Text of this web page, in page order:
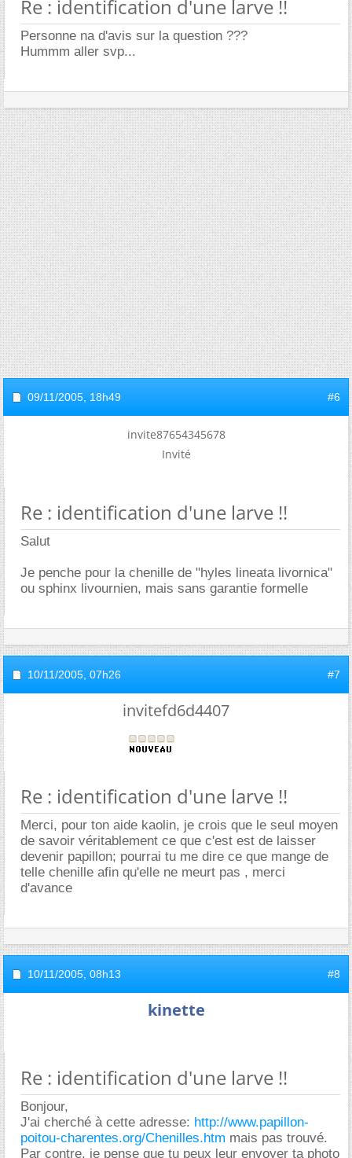
Re : identification d'une larve !!
Personne na d'avis sur la question ???
Hummm aller svp...
09/11/2005, 18h49 #6
invite87654345678
Invité
Re : identification d'une larve !!
Salut
Je penche pour la chenille de "hyles lineata livornica"
ou sphinx livournien, mais sans garantie formelle
10/11/2005, 07h26 #7
invitefd6d4407
Re : identification d'une larve !!
Merci, pour ton aide kaolin, je crois que le seul moyen
de savoir véritablement ce que c'est est de laisser
devenir papillon; pourrai tu me dire ce que mange de
telle chenille afin qu'elle ne meurt pas , merci
d'avance
10/11/2005, 08h13 #8
kinette
Re : identification d'une larve !!
Bonjour,
J'ai cherché à cette adresse: http://www.papillon-
poitou-charentes.org/Chenilles.htm mais pas trouvé.
Par contre, je pense que tu peux leur envoyer ta photo